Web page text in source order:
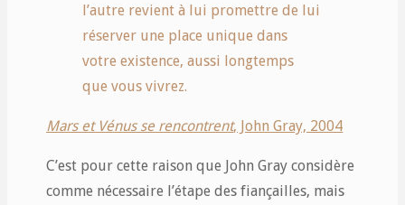
l’autre revient à lui promettre de lui
réserver une place unique dans
votre existence, aussi longtemps
que vous vivrez.
Mars et Vénus se rencontrent, John Gray, 2004
C’est pour cette raison que John Gray considère
comme nécessaire l’étape des fiançailles, mais